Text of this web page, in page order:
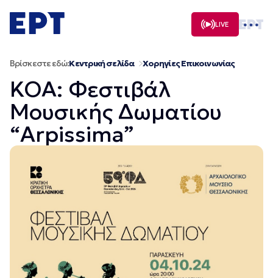
σε
περιεχόμενο
LIVE
Βρίσκεστε εδώ:Κεντρική σελίδα Χορηγίες Επικοινωνίας
ΚΟΑ: Φεστιβάλ
Μουσικής Δωματίου
“Arpissima”